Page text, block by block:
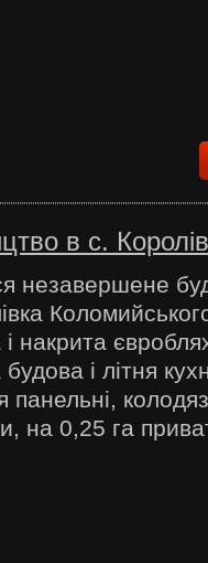
в с.
незавершене
накрита
і літня
панельні,
на 0,25 га